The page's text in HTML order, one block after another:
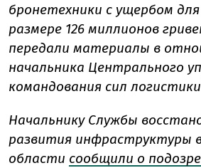
бронетехники с ущербом
размере 126 миллионов
передали материалы в
начальника Центрального
командования сил
Начальнику Службы
развития инфраструктуры
области сообщили о